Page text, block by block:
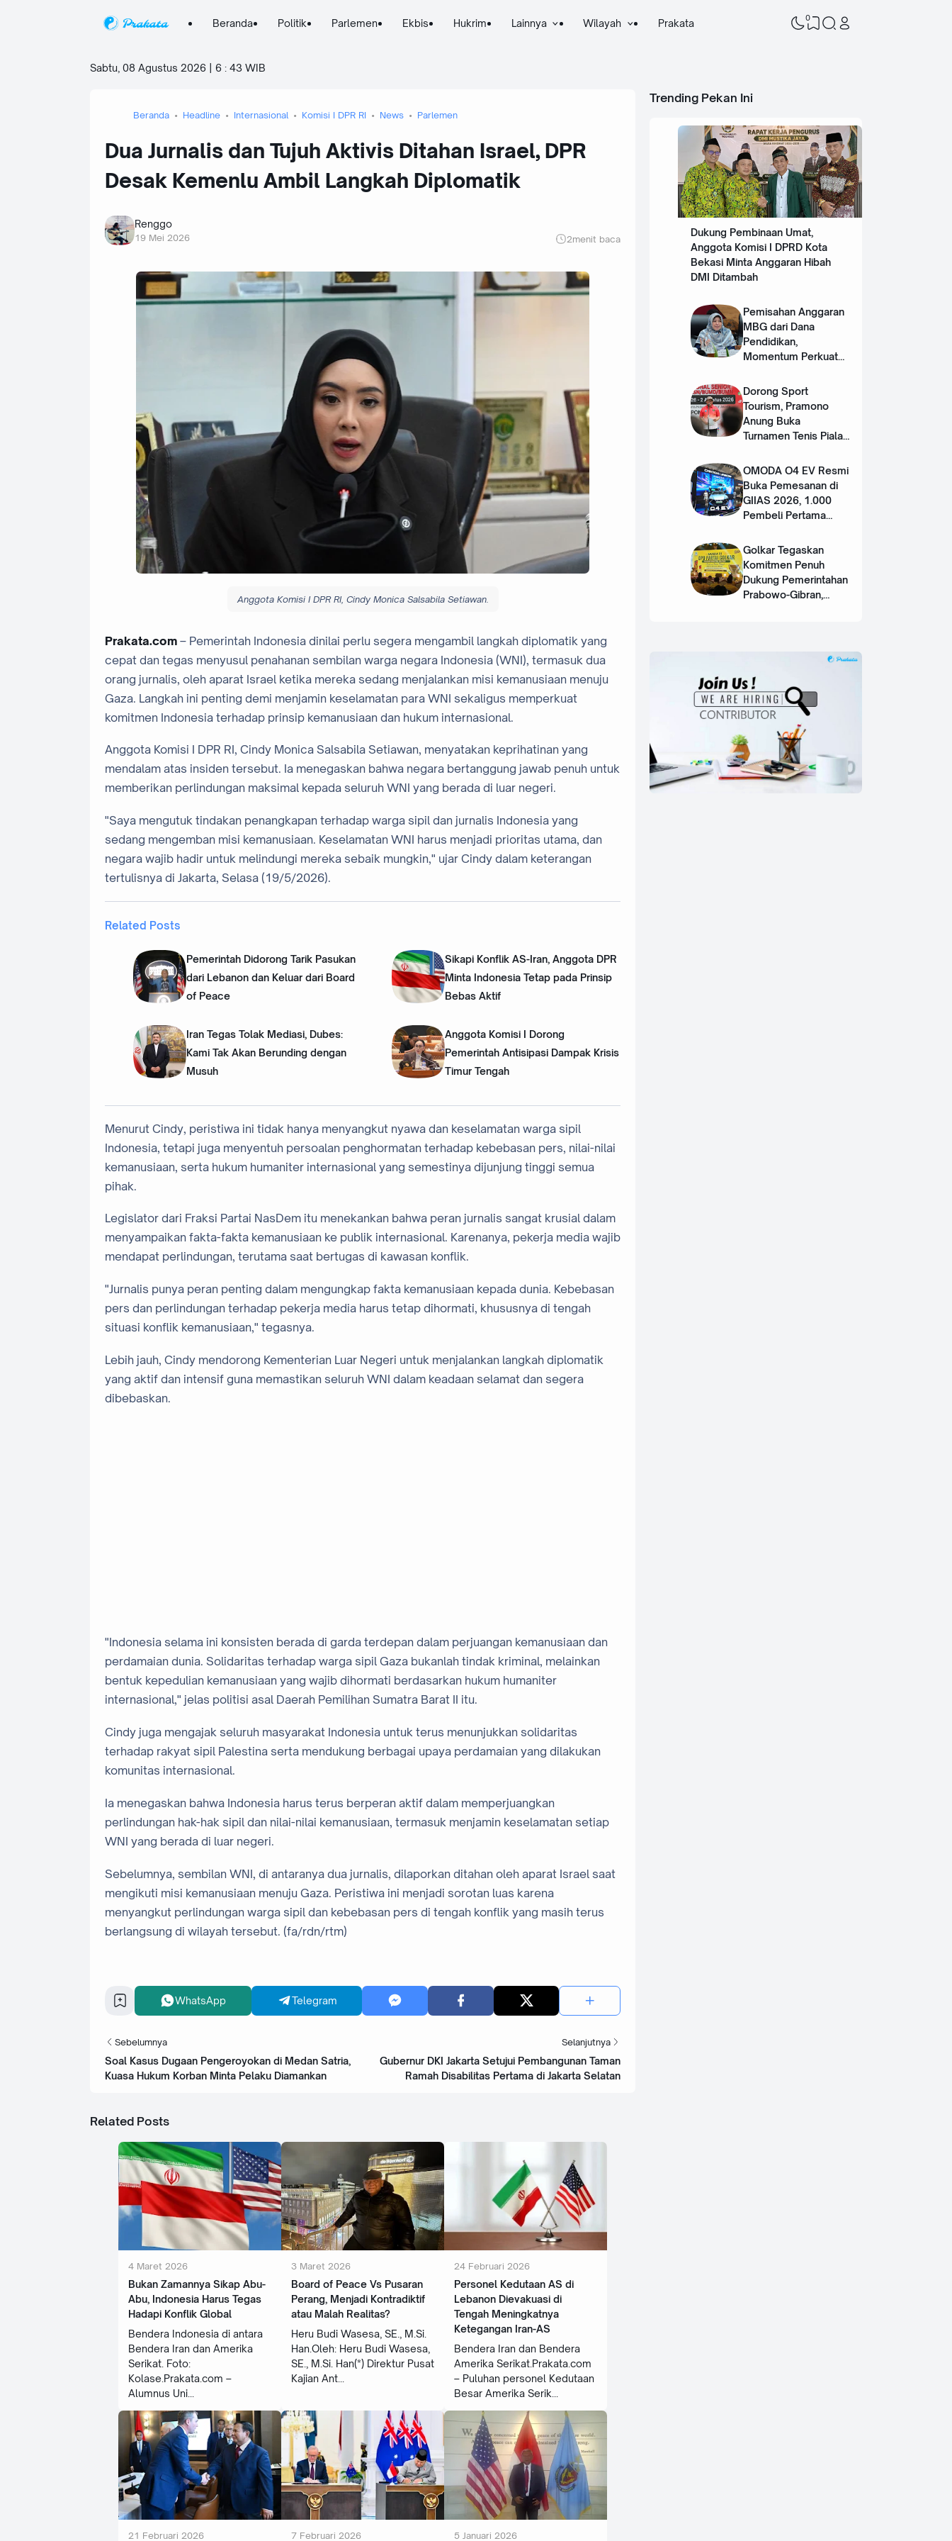
Beranda Politik Parlemen Ekbis Hukrim Lainnya Wilayah Prakata 0
Sabtu, 08 Agustus 2026 | 6 : 43 WIB
Beranda Headline Internasional Komisi I DPR RI News Parlemen
Dua Jurnalis dan Tujuh Aktivis Ditahan Israel, DPR
Desak Kemenlu Ambil Langkah Diplomatik
Renggo
19 Mei 2026 2menit baca
Anggota Komisi I DPR RI, Cindy Monica Salsabila Setiawan.
Prakata.com – Pemerintah Indonesia dinilai perlu segera mengambil langkah diplomatik yang
cepat dan tegas menyusul penahanan sembilan warga negara Indonesia (WNI), termasuk dua
orang jurnalis, oleh aparat Israel ketika mereka sedang menjalankan misi kemanusiaan menuju
Gaza. Langkah ini penting demi menjamin keselamatan para WNI sekaligus memperkuat
komitmen Indonesia terhadap prinsip kemanusiaan dan hukum internasional.
Anggota Komisi I DPR RI, Cindy Monica Salsabila Setiawan, menyatakan keprihatinan yang
mendalam atas insiden tersebut. Ia menegaskan bahwa negara bertanggung jawab penuh untuk
memberikan perlindungan maksimal kepada seluruh WNI yang berada di luar negeri.
"Saya mengutuk tindakan penangkapan terhadap warga sipil dan jurnalis Indonesia yang
sedang mengemban misi kemanusiaan. Keselamatan WNI harus menjadi prioritas utama, dan
negara wajib hadir untuk melindungi mereka sebaik mungkin," ujar Cindy dalam keterangan
tertulisnya di Jakarta, Selasa (19/5/2026).
Related Posts
Pemerintah Didorong Tarik Pasukan
dari Lebanon dan Keluar dari Board
of Peace
Sikapi Konflik AS-Iran, Anggota DPR
Minta Indonesia Tetap pada Prinsip
Bebas Aktif
Iran Tegas Tolak Mediasi, Dubes:
Kami Tak Akan Berunding dengan
Musuh
Anggota Komisi I Dorong
Pemerintah Antisipasi Dampak Krisis
Timur Tengah
Menurut Cindy, peristiwa ini tidak hanya menyangkut nyawa dan keselamatan warga sipil
Indonesia, tetapi juga menyentuh persoalan penghormatan terhadap kebebasan pers, nilai-nilai
kemanusiaan, serta hukum humaniter internasional yang semestinya dijunjung tinggi semua
pihak.
Legislator dari Fraksi Partai NasDem itu menekankan bahwa peran jurnalis sangat krusial dalam
menyampaikan fakta-fakta kemanusiaan ke publik internasional. Karenanya, pekerja media wajib
mendapat perlindungan, terutama saat bertugas di kawasan konflik.
"Jurnalis punya peran penting dalam mengungkap fakta kemanusiaan kepada dunia. Kebebasan
pers dan perlindungan terhadap pekerja media harus tetap dihormati, khususnya di tengah
situasi konflik kemanusiaan," tegasnya.
Lebih jauh, Cindy mendorong Kementerian Luar Negeri untuk menjalankan langkah diplomatik
yang aktif dan intensif guna memastikan seluruh WNI dalam keadaan selamat dan segera
dibebaskan.
"Indonesia selama ini konsisten berada di garda terdepan dalam perjuangan kemanusiaan dan
perdamaian dunia. Solidaritas terhadap warga sipil Gaza bukanlah tindak kriminal, melainkan
bentuk kepedulian kemanusiaan yang wajib dihormati berdasarkan hukum humaniter
internasional," jelas politisi asal Daerah Pemilihan Sumatra Barat II itu.
Cindy juga mengajak seluruh masyarakat Indonesia untuk terus menunjukkan solidaritas
terhadap rakyat sipil Palestina serta mendukung berbagai upaya perdamaian yang dilakukan
komunitas internasional.
Ia menegaskan bahwa Indonesia harus terus berperan aktif dalam memperjuangkan
perlindungan hak-hak sipil dan nilai-nilai kemanusiaan, termasuk menjamin keselamatan setiap
WNI yang berada di luar negeri.
Sebelumnya, sembilan WNI, di antaranya dua jurnalis, dilaporkan ditahan oleh aparat Israel saat
mengikuti misi kemanusiaan menuju Gaza. Peristiwa ini menjadi sorotan luas karena
menyangkut perlindungan warga sipil dan kebebasan pers di tengah konflik yang masih terus
berlangsung di wilayah tersebut. (fa/rdn/rtm)
WhatsApp Telegram
Sebelumnya
Soal Kasus Dugaan Pengeroyokan di Medan Satria,
Kuasa Hukum Korban Minta Pelaku Diamankan
Selanjutnya
Gubernur DKI Jakarta Setujui Pembangunan Taman
Ramah Disabilitas Pertama di Jakarta Selatan
Related Posts
4 Maret 2026
Bukan Zamannya Sikap Abu-
Abu, Indonesia Harus Tegas
Hadapi Konflik Global
Bendera Indonesia di antara
Bendera Iran dan Amerika
Serikat. Foto:
Kolase.Prakata.com –
Alumnus Uni
3 Maret 2026
Board of Peace Vs Pusaran
Perang, Menjadi Kontradiktif
atau Malah Realitas?
Heru Budi Wasesa, SE., M.Si.
Han.Oleh: Heru Budi Wasesa,
SE., M.Si. Han(*) Direktur Pusat
Kajian Ant
24 Februari 2026
Personel Kedutaan AS di
Lebanon Dievakuasi di
Tengah Meningkatnya
Ketegangan Iran-AS
Bendera Iran dan Bendera
Amerika Serikat.Prakata.com
– Puluhan personel Kedutaan
Besar Amerika Serik
21 Februari 2026 7 Februari 2026 5 Januari 2026
Trending Pekan Ini
Dukung Pembinaan Umat,
Anggota Komisi I DPRD Kota
Bekasi Minta Anggaran Hibah
DMI Ditambah
Pemisahan Anggaran
MBG dari Dana
Pendidikan,
Momentum Perkuat
Dorong Sport
Tourism, Pramono
Anung Buka
Turnamen Tenis Piala
OMODA O4 EV Resmi
Buka Pemesanan di
GIIAS 2026, 1.000
Pembeli Pertama
Juta
Golkar Tegaskan
Komitmen Penuh
Dukung Pemerintahan
Prabowo-Gibran,